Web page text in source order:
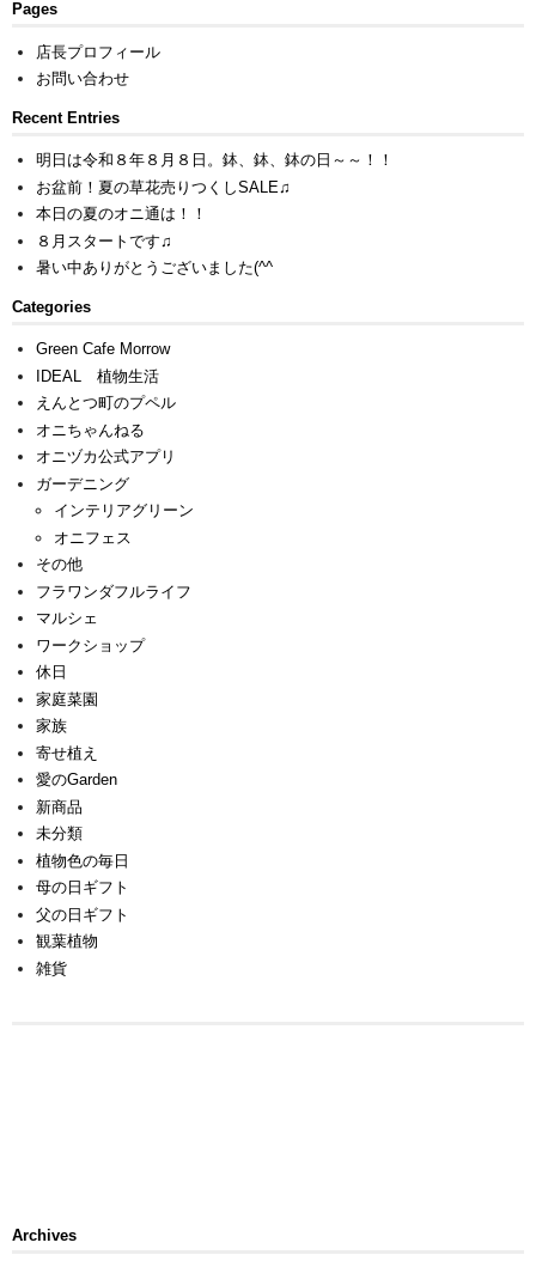
Pages
店長プロフィール
お問い合わせ
Recent Entries
明日は令和８年８月８日。鉢、鉢、鉢の日～～！！
お盆前！夏の草花売りつくしSALE♫
本日の夏のオニ通は！！
８月スタートです♫
暑い中ありがとうございました(^^ゞ
Categories
Green Cafe Morrow
IDEAL 植物生活
えんとつ町のプペル
オニちゃんねる
オニヅカ公式アプリ
ガーデニング
インテリアグリーン
オニフェス
その他
フラワンダフルライフ
マルシェ
ワークショップ
休日
家庭菜園
家族
寄せ植え
愛のGarden
新商品
未分類
植物色の毎日
母の日ギフト
父の日ギフト
観葉植物
雑貨
Archives